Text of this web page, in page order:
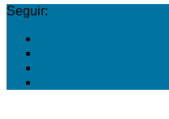
Seguir: